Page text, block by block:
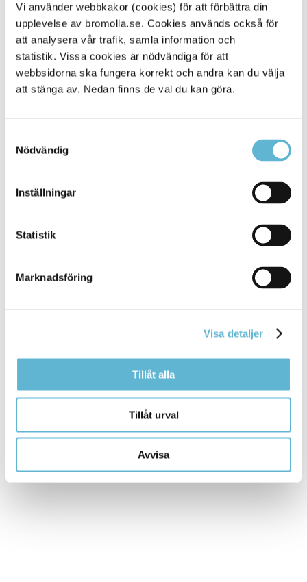
Vi använder webbkakor (cookies) för att förbättra din
upplevelse av bromolla.se. Cookies används också för
att analysera vår trafik, samla information och
statistik. Vissa cookies är nödvändiga för att
webbsidorna ska fungera korrekt och andra kan du välja
att stänga av. Nedan finns de val du kan göra.
Nödvändig
Inställningar
Statistik
Marknadsföring
Visa detaljer
Tillåt alla
Tillåt urval
Avvisa
Kommunala hälso- och sjukvården
Äldreomsorg
Färdtjänst och riksfärdtjänst
Stöd och service till vissa funktionshindrade enligt
LSS (1993:387)
Relaterad information
Kommunstyrelsen
(SMS0709-17 11 72)
inger.hofflander@bromolla.se